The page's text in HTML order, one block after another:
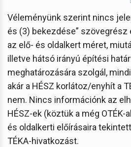
Véleményünk szerint nincs
és (3) bekezdése” szövegrész
az elő- és oldalkert méret,
illetve hátsó irányú építési
meghatározására szolgál,
akár a HÉSZ korlátoz/enyhít a
nem. Nincs információnk az
HÉSZ-ek (köztük a még OTÉK-
és oldalkerti előírásaira
TÉKA-hivatkozást.